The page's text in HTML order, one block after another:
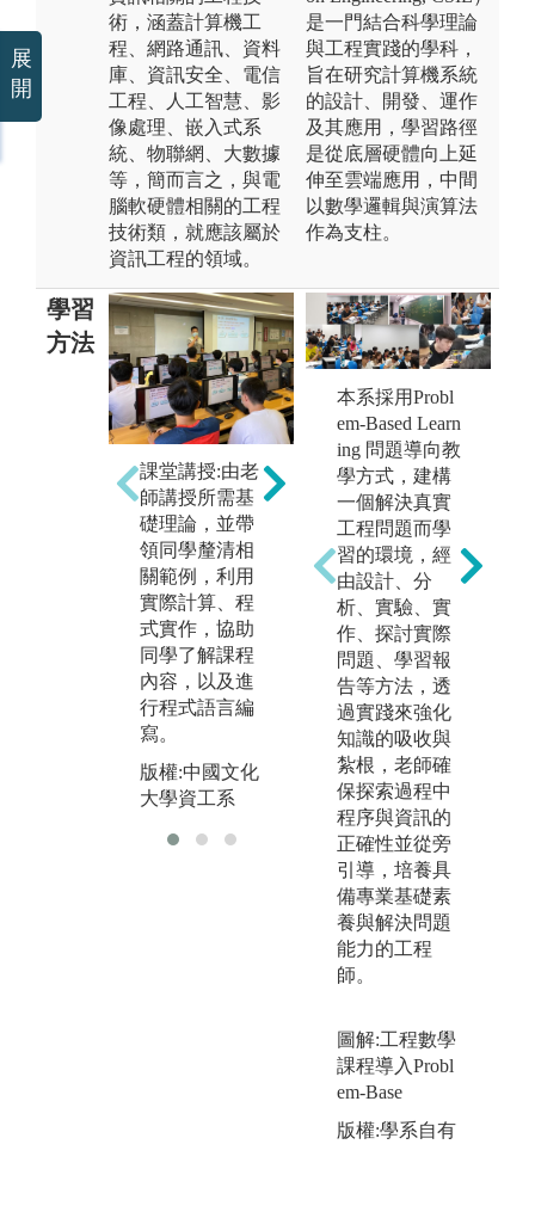
術，涵蓋計算機工
程、網路通訊、資料
庫、資訊安全、電信
工程、人工智慧、影
像處理、嵌入式系
統、物聯網、大數據
等，簡而言之，與電
腦軟硬體相關的工程
技術類，就應該屬於
資訊工程的領域。
是一門結合科學理論
與工程實踐的學科，
旨在研究計算機系統
的設計、開發、運作
及其應用，學習路徑
是從底層硬體向上延
伸至雲端應用，中間
以數學邏輯與演算法
作為支柱。
學習
方法
課堂講授:由老
師講授所需基
礎理論，並帶
領同學釐清相
關範例，利用
實際計算、程
式實作，協助
同學了解課程
內容，以及進
行程式語言編
寫。
版權:中國文化
大學資工系
團隊學習:課程
設計讓同學有
分組合作的機
會，進而學習
與人合作的模
式。
圖解:專題成果
發表
版權:中國文化
大學資工系
本系採用Probl
em-Based Learn
ing 問題導向教
學方式，建構
一個解決真實
工程問題而學
習的環境，經
由設計、分
析、實驗、實
作、探討實際
問題、學習報
告等方法，透
過實踐來強化
知識的吸收與
紮根，老師確
保探索過程中
程序與資訊的
正確性並從旁
引導，培養具
備專業基礎素
養與解決問題
能力的工程
師。
圖解:工程數學
課程導入Probl
em-Base
版權:學系自有
展
開